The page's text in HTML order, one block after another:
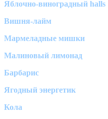
Яблочно-виноградный halls
Вишня-лайм
Мармеладные мишки
Малиновый лимонад
Барбарис
Ягодный энергетик
Кола